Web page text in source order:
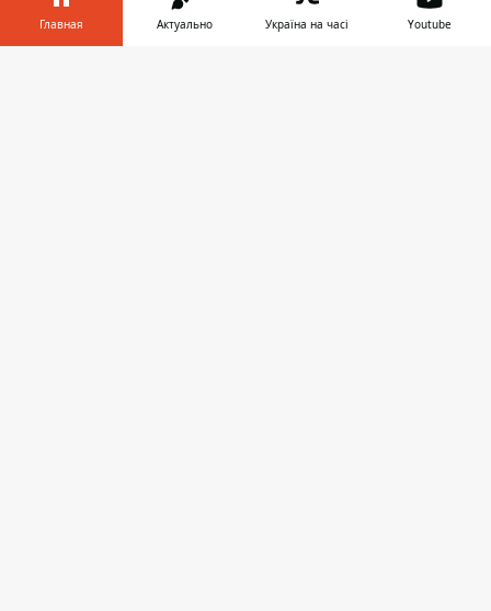
ночь с 31 октября на 1 ноября.
Главная Актуально Україна на часі Youtube